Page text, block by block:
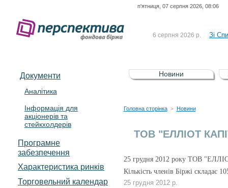
п'ятниця, 07 серпня 2026, 08:06
6 серпня 2026 р. Зі
5 серпня 2026 р.
Зі
UA4000232607)
4 серпня 2026 р.
Документи
Аналітика
Інформація для
акціонерів та
стейкхолдерів
Програмне
забезпечення
Характеристика pинків
Торговельний календар
Новини
Головна сторінка > Новини
ТОВ "ЕЛЛІОТ
25 грудня2012 року ТОВ "
Кількість членів Біржі складає
25 грудня 2012 р.